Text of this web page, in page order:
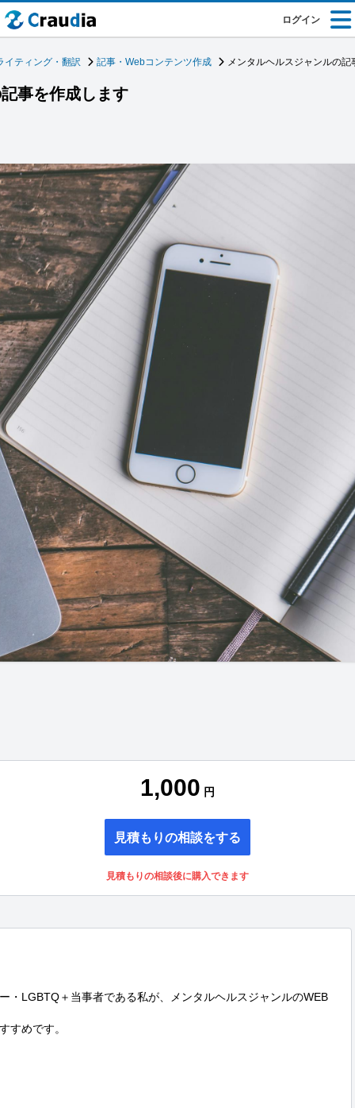
ログイン
イティング・翻訳 記事・Webコンテンツ作成 メンタルヘルスジャンルの記
事を作成します
1,000 円
見積もりの相談をする
見積もりの相談後に購入できます
・LGBTQ＋当事者である私が、メンタルヘルスジャンルのWEB
すめです。